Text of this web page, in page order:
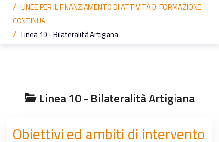
LINEE PER IL FINANZIAMENTO DI ATTIVITÀ DI FORMAZIONE
CONTINUA
Linea 10 - Bilateralità Artigiana
Linea 10 - Bilateralità Artigiana
Obiettivi ed ambiti di intervento